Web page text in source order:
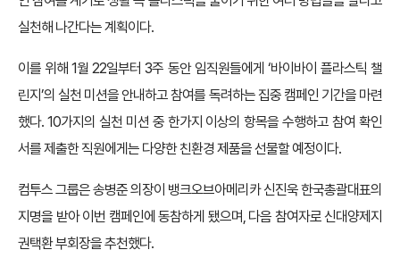
실천해 나간다는 계획이다.
이를 위해 1월 22일부터 3주 동안 임직원들에게 ‘바이바이 플라스틱 챌
린지’의 실천 미션을 안내하고 참여를 독려하는 집중 캠페인 기간을 마련
했다. 10가지의 실천 미션 중 한가지 이상의 항목을 수행하고 참여 확인
서를 제출한 직원에게는 다양한 친환경 제품을 선물할 예정이다.
컴투스 그룹은 송병준 의장이 뱅크오브아메리카 신진욱 한국총괄대표의
지명을 받아 이번 캠페인에 동참하게 됐으며, 다음 참여자로 신대양제지
권택환 부회장을 추천했다.